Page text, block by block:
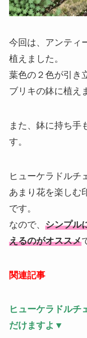
今回は、アンティ
植えました。
葉色の２色が引き
ブリキの鉢に植え
また、鉢に持ち手
す。
ヒューケラドルチ
あまり花を楽しむ
です。
なので、 シンプル
えるのがオススメ
関連記事
ヒューケラドルチ
だけますよ▼